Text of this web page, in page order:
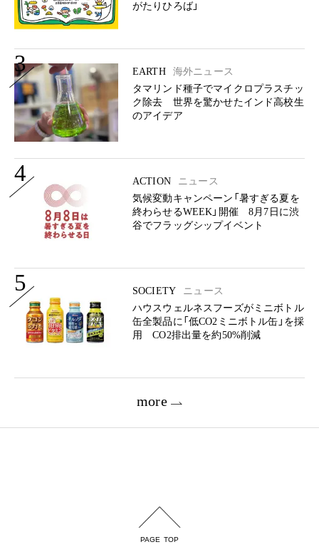
がたりひろば」
3 EARTH
海外ニュース
タマリンド種子でマイクロプラスチッ
ク除去 世界を驚かせたインド高校生
のアイデア
4 ACTION
ニュース
気候変動キャンペーン「暑すぎる夏を
終わらせるWEEK」開催 8月7日に渋
谷でフラッグシップイベント
5 SOCIETY
ニュース
ハウスウェルネスフーズがミニボトル
缶全製品に「低CO2ミニボトル缶」を採
用 CO2排出量を約50%削減
more
PAGE TOP